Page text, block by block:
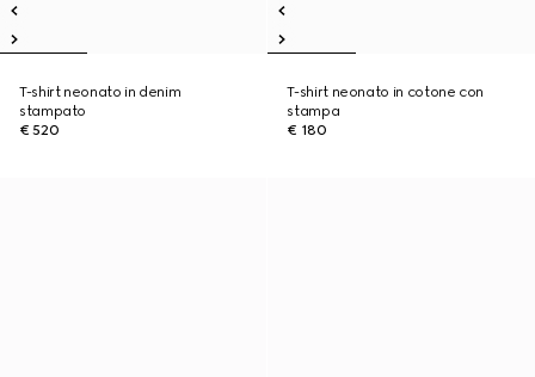
T-shirt neonato in denim
stampato
€ 520
T-shirt neonato in cotone con
stampa
€ 180